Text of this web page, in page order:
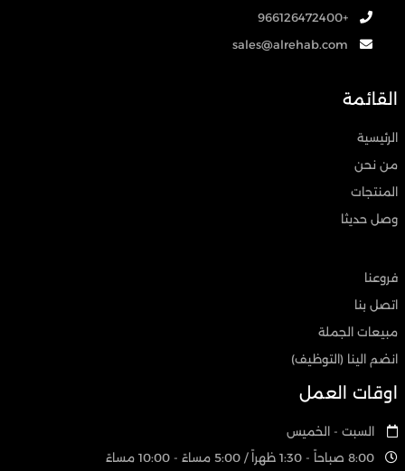
+966126472400
sales@alrehab.com
القائمة
الرئيسية
من نحن
المنتجات
وصل حديثا
فروعنا
اتصل بنا
مبيعات الجملة
انضم الينا (التوظيف)
اوقات العمل
السبت - الخميس
8:00 صباحاً - 1:30 ظهراً / 5:00 مساءً - 10:00 مساءً